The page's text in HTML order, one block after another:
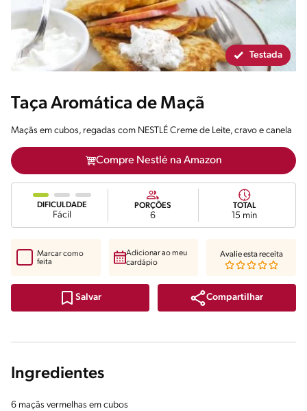
Testada
Taça Aromática de Maçã
Maçãs em cubos, regadas com NESTLÉ Creme de Leite, cravo e canela
Compre Nestlé na Amazon
DIFICULDADE
Fácil
PORÇÕES
6
TOTAL
15 min
Salvar Compartilhar
Marcar como
feita
Adicionar ao meu
cardápio
Avalie esta receita
Ingredientes
6 maçãs vermelhas em cubos